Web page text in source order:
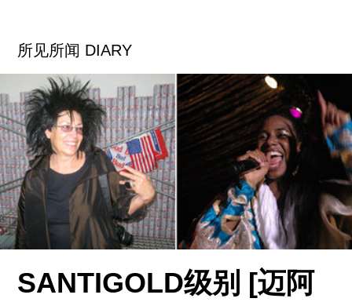
和前面的两个个展不同，本次展览看不到太多方力
钧的原作而是侧重文献资料的展示。从展览中大量
的创作手稿、笔记和整个学艺生涯的资料来看，方
力钧懂得小心翼翼保存和经营自己的艺术作品。文
献展示了方力钧从少年时期开始的学艺生涯至今的
图像和文字资料，包括艺术家本人的素描、色彩、
速写、创作手稿、创作素材等等，此外他还搜集了
学习期间对他有影响老师、同学的作品，在他看
来，成功并不是那么必然，所以每一个经历细节都
值得在回顾中展中间展示。少有艺术家可以这么完
整的保存关于自己的全部资料，方力钧称自己在整
所见所闻 DIARY
SANTIGOLD级别 [迈阿